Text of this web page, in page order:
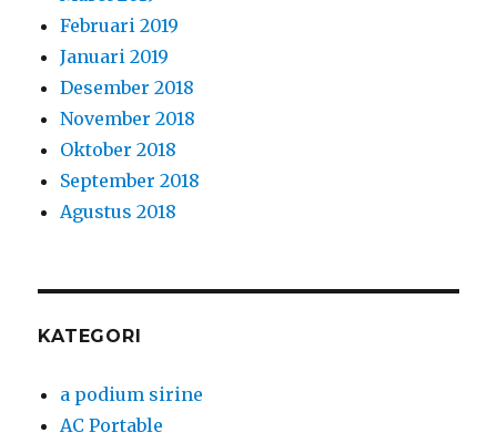
Februari 2019
Januari 2019
Desember 2018
November 2018
Oktober 2018
September 2018
Agustus 2018
KATEGORI
a podium sirine
AC Portable